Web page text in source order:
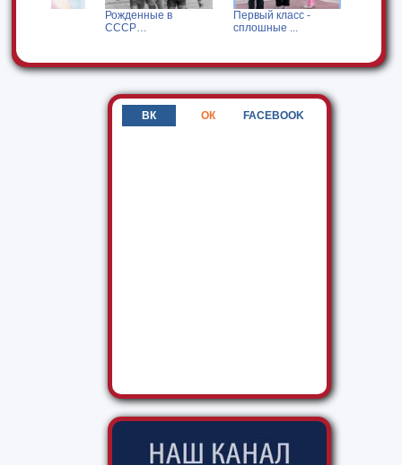
Рожденные в
Первый класс -
сплошные ...
Продлите жизнь
ВК ОК FACEBOOK